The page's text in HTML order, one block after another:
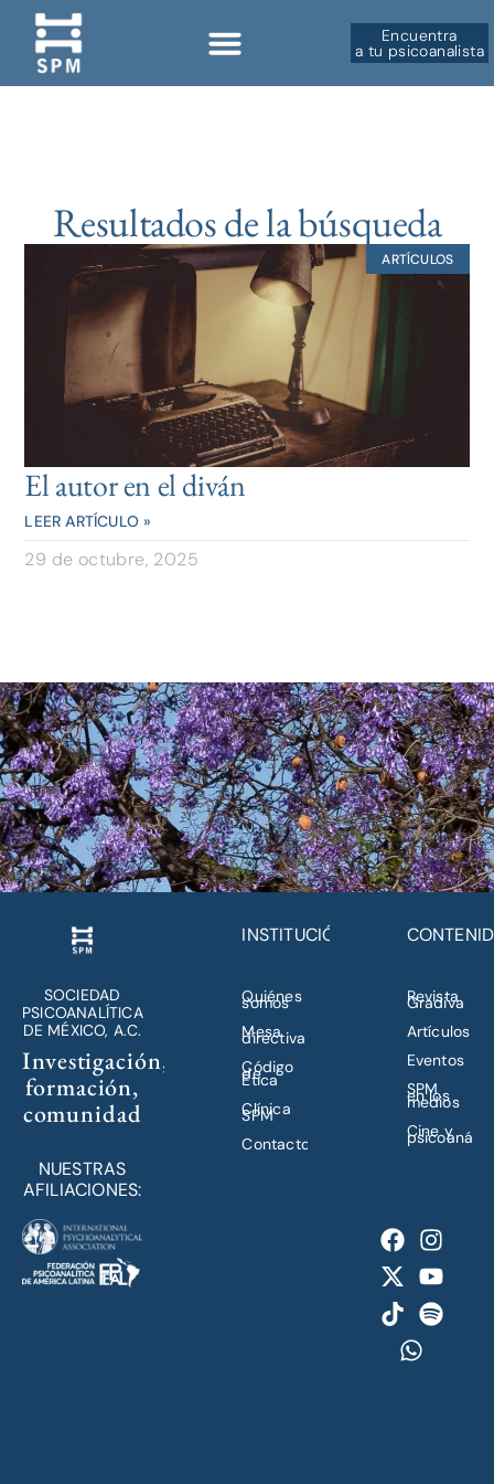
Encuentra
a tu psicoanalista
Resultados de la búsqueda
ARTÍCULOS
El autor en el diván
LEER ARTÍCULO »
29 de octubre, 2025
SOCIEDAD
PSICOANALÍTICA
DE MÉXICO, A.C.
Investigación,
formación,
comunidad
NUESTRAS
AFILIACIONES:
INSTITUCIÓN
Quiénes
somos
Mesa
directiva
Código
de
Ética
Clínica
SPM
Contacto
Revista
Gradiva
Artículos
Eventos
SPM
en los
medios
Cine y